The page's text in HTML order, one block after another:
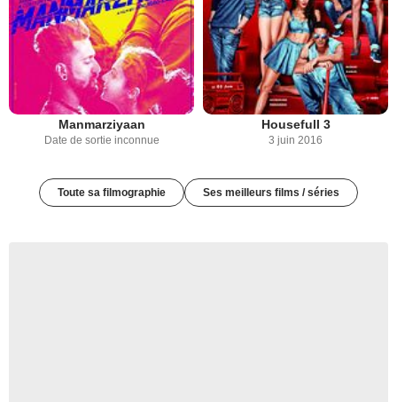
Manmarziyaan
Date de sortie inconnue
Housefull 3
3 juin 2016
Toute sa filmographie Ses meilleurs films / séries